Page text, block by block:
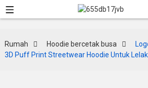
Rumah Hoodie bercetak busa
3D Puff Print Streetwear Hoodie Untuk